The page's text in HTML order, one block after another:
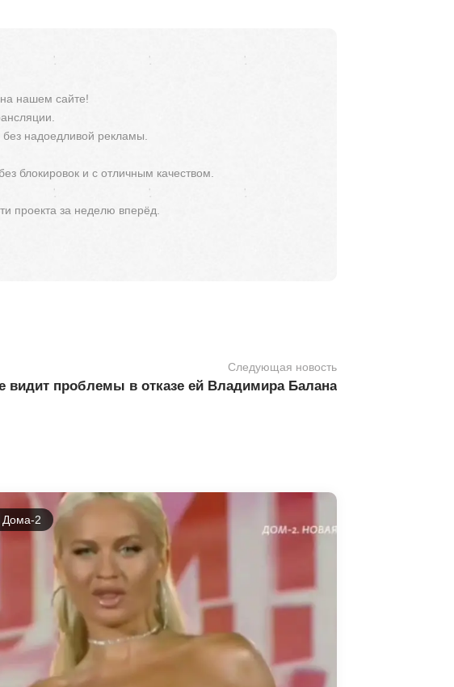
нашем сайте!
надоедливой рекламы.
блокировок и с отличным качеством.
проекта за неделю вперёд.
Следующая новость
видит проблемы в отказе ей Владимира Балана
Дома-2